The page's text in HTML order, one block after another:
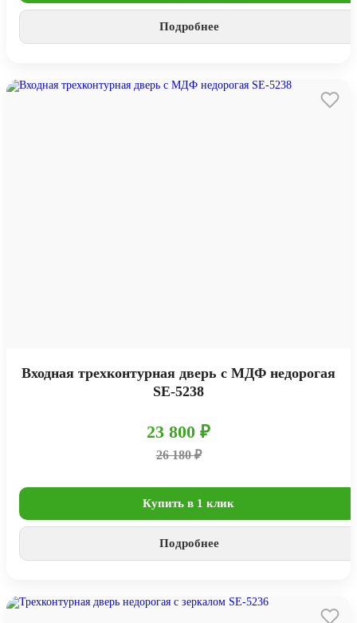
Подробнее
Входная трехконтурная дверь с МДФ недорогая
SE-5238
23 800 ₽
26 180 ₽
Купить в 1 клик
Подробнее